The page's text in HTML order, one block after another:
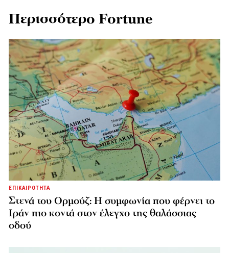
Περισσότερο Fortune
ΕΠΙΚΑΙΡΟΤΗΤΑ
Στενά του Ορμούζ: Η συμφωνία που φέρνει το
Ιράν πιο κοντά στον έλεγχο της θαλάσσιας
οδού